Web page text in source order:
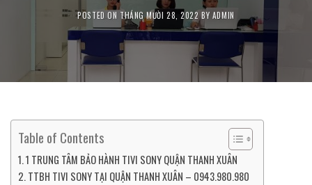
POSTED ON THÁNG MƯỜI 28, 2022BY ADMIN
Table of Contents
1 TRUNG TÂM BẢO HÀNH TIVI SONY QUẬN THANH XUÂN
TTBH TIVI SONY TẠI QUẬN THANH XUÂN – 0943.980.980